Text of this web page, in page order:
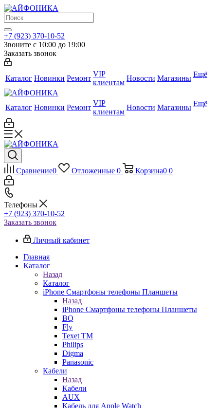
+7 (923) 370-10-52
Звоните с 10:00 до 19:00
Заказать звонок
Каталог Новинки Ремонт
VIP
клиентам
Новости Магазины Ещё
Каталог Новинки Ремонт
VIP
клиентам
Новости Магазины Ещё
Сравнение0 Отложенные 0 Корзина0 0
Телефоны
+7 (923) 370-10-52
Заказать звонок
Личный кабинет
Главная
Каталог
Назад
Каталог
iPhone Смартфоны телефоны Планшеты
Назад
iPhone Смартфоны телефоны Планшеты
BQ
Fly
Texet TM
Philips
Digma
Panasonic
Кабели
Назад
Кабели
AUX
Кабель для Apple Watch